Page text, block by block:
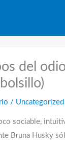
del
/ Uncategorized
sociable,
Bruna Husky